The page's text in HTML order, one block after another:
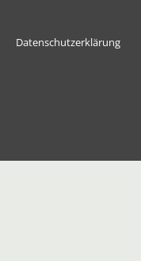
Datenschutzerklärung